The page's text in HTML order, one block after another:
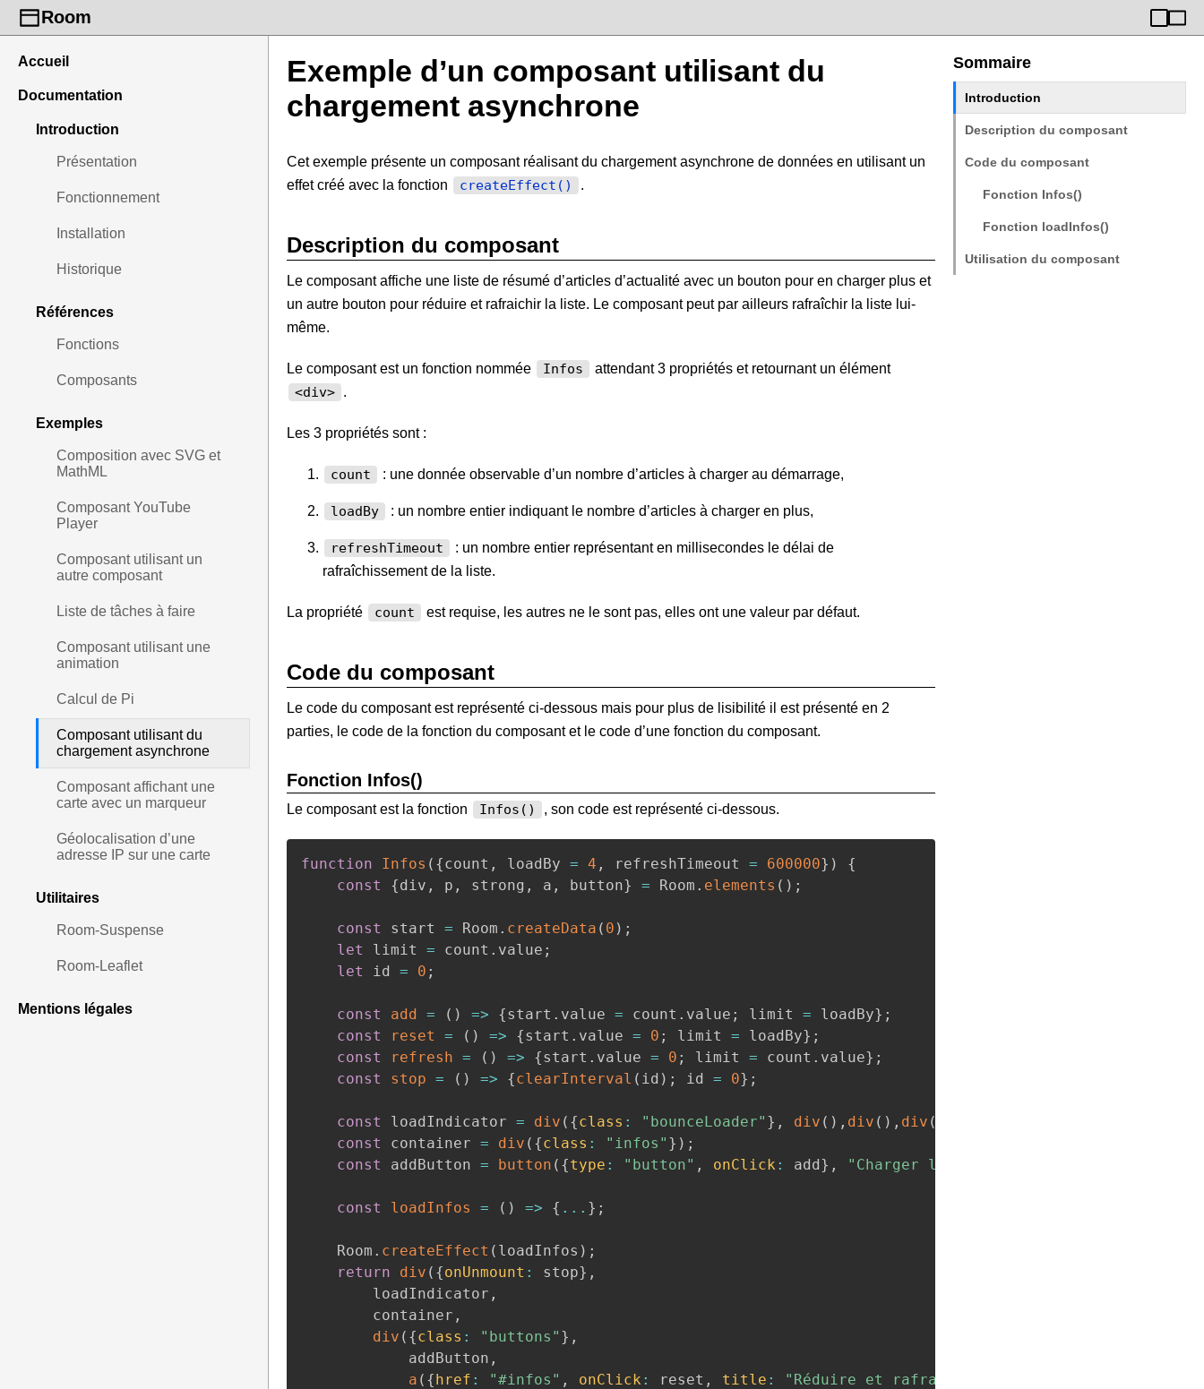
Room
Accueil
Documentation
Introduction
Présentation
Fonctionnement
Installation
Historique
Références
Fonctions
Composants
Exemples
Composition avec SVG et
MathML
Composant YouTube
Player
Composant utilisant un
autre composant
Liste de tâches à faire
Composant utilisant une
animation
Calcul de Pi
Composant utilisant du
chargement asynchrone
Composant affichant une
carte avec un marqueur
Géolocalisation d’une
adresse IP sur une carte
Utilitaires
Room-Suspense
Room-Leaflet
Mentions légales
Exemple d’un composant utilisant du
chargement asynchrone
Cet exemple présente un composant réalisant du chargement asynchrone de données en utilisant un
effet créé avec la fonction
createEffect() .
Description du composant
Le composant affiche une liste de résumé d’articles d’actualité avec un bouton pour en charger plus et
un autre bouton pour réduire et rafraichir la liste. Le composant peut par ailleurs rafraîchir la liste lui-
même.
Le composant est un fonction nommée Infos attendant 3 propriétés et retournant un élément
<div> .
Les 3 propriétés sont :
count : une donnée observable d’un nombre d’articles à charger au démarrage,
loadBy : un nombre entier indiquant le nombre d’articles à charger en plus,
refreshTimeout
: un nombre entier représentant en millisecondes le délai de
rafraîchissement de la liste.
La propriété count est requise, les autres ne le sont pas, elles ont une valeur par défaut.
Code du composant
Le code du composant est représenté ci-dessous mais pour plus de lisibilité il est présenté en 2
parties, le code de la fonction du composant et le code d’une fonction du composant.
Fonction Infos()
Le composant est la fonction Infos() , son code est représenté ci-dessous.
function Infos ( {count , loadBy = 4 , refreshTimeout = 600000} )
{
const
{div , p , strong , a , button} = Room . elements ( ) ;
const start = Room . createData ( 0 ) ;
let
limit = count . value ;
let
id = 0 ;
const add = ( ) => {start . value = count . value ; limit = loadBy} ;
const
reset = ( ) => {start . value = 0 ; limit = loadBy} ;
const
refresh = ( ) => {start . value = 0 ; limit = count . value} ;
const
stop = ( ) => {clearInterval ( id ) ; id = 0} ;
const loadIndicator = div ( {class : "bounceLoader" } , div ( ) , div ( ) , div (
const
container = div ( {class : "infos" } ) ;
const
addButton = button ( {type : "button" , onClick : add} , "Charger la suite"
const loadInfos = ( ) => { ... } ;
	Room
. createEffect ( loadInfos ) ;
return
div ( {onUnmount : stop} ,
		loadIndicator
,
		container
,
div ( {class : "buttons" } ,
			addButton
,
a ( {href : "#infos" , onClick : reset , title : "Réduire et rafraîchir la liste"
Sommaire
Introduction
Description du composant
Code du composant
Fonction Infos()
Fonction loadInfos()
Utilisation du composant